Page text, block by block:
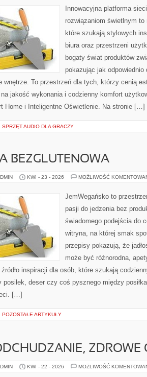
Innowacyjna platforma
rozwiązaniom świetlnym
które szukają stylowych
biura oraz przestrzeni
bogaty świat produktów
pokazując jak odpowiednio
wnętrze. To przestrzeń dla tych, którzy cenią
jakość wykonania i codzienny komfort
Home i Inteligentne Oświetlenie. Na stronie […]
SPRZĘT AUDIO DLA GRACZY
BEZGLUTENOWA
KWI - 23 - 2026 MOŻLIWOŚĆ
JemWegańsko to
pasji do jedzenia bez
świadomego podejścia do
witryna, na której smak
przepisy pokazują, że
może być różnorodna,
inspiracji dla osób, które szukają
posiłek, deser czy coś pysznego między
[…]
POZOSTAŁE ARTYKUŁY
ZDROWE
KWI - 22 - 2026 MOŻLIWOŚĆ